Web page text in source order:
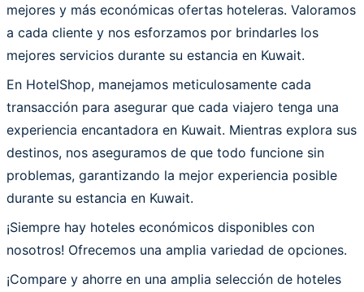
mejores y más económicas ofertas hoteleras. Valoramos
a cada cliente y nos esforzamos por brindarles los
mejores servicios durante su estancia en Kuwait.
En HotelShop, manejamos meticulosamente cada
transacción para asegurar que cada viajero tenga una
experiencia encantadora en Kuwait. Mientras explora sus
destinos, nos aseguramos de que todo funcione sin
problemas, garantizando la mejor experiencia posible
durante su estancia en Kuwait.
¡Siempre hay hoteles económicos disponibles con
nosotros! Ofrecemos una amplia variedad de opciones.
¡Compare y ahorre en una amplia selección de hoteles